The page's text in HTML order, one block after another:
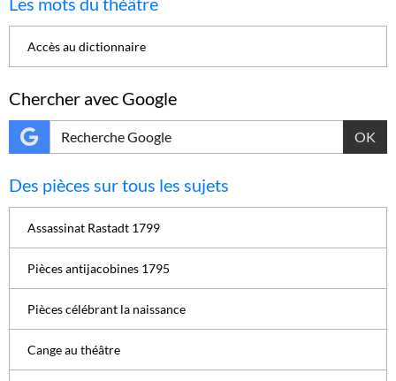
Accès au dictionnaire
Chercher avec Google
OK
Des pièces sur tous les sujets
Assassinat Rastadt 1799
Pièces antijacobines 1795
Pièces célébrant la naissance
Cange au théâtre